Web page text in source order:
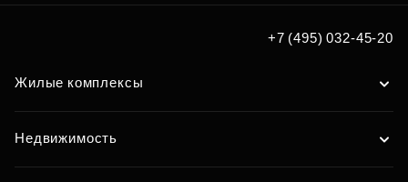
+7 (495) 032-45-20
Жилые комплексы
Недвижимость